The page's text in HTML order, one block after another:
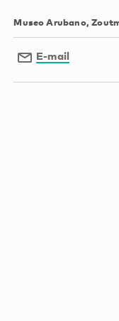
Museo Arubano,
E-mail